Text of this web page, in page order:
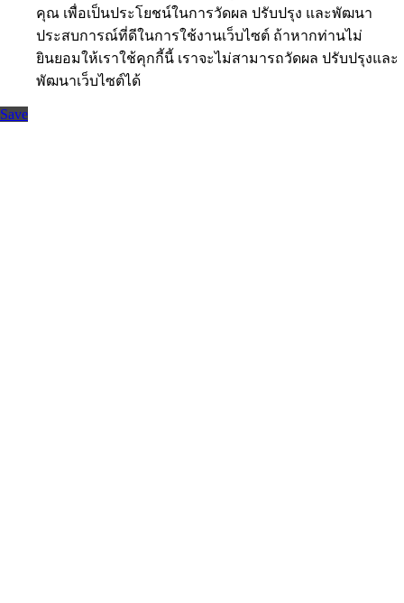
คุณ เพื่อเป็นประโยชน์ในการวัดผล ปรับปรุง และพัฒนา
ประสบการณ์ที่ดีในการใช้งานเว็บไซต์ ถ้าหากท่านไม่
ยินยอมให้เราใช้คุกกี้นี้ เราจะไม่สามารถวัดผล ปรับปรุงและ
พัฒนาเว็บไซต์ได้
Save